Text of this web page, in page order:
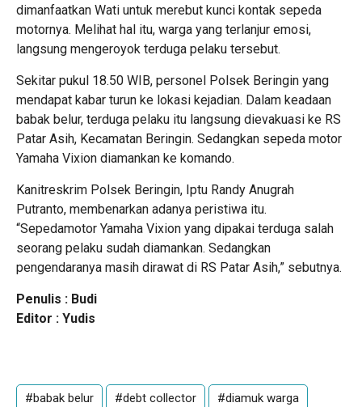
dimanfaatkan Wati untuk merebut kunci kontak sepeda
motornya. Melihat hal itu, warga yang terlanjur emosi,
langsung mengeroyok terduga pelaku tersebut.
Sekitar pukul 18.50 WIB, personel Polsek Beringin yang
mendapat kabar turun ke lokasi kejadian. Dalam keadaan
babak belur, terduga pelaku itu langsung dievakuasi ke RS
Patar Asih, Kecamatan Beringin. Sedangkan sepeda motor
Yamaha Vixion diamankan ke komando.
Kanitreskrim Polsek Beringin, Iptu Randy Anugrah
Putranto, membenarkan adanya peristiwa itu.
“Sepedamotor Yamaha Vixion yang dipakai terduga salah
seorang pelaku sudah diamankan. Sedangkan
pengendaranya masih dirawat di RS Patar Asih,” sebutnya.
Penulis : Budi
Editor : Yudis
#babak belur #debt collector #diamuk warga